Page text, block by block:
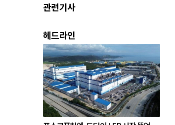
관련기사
헤드라인